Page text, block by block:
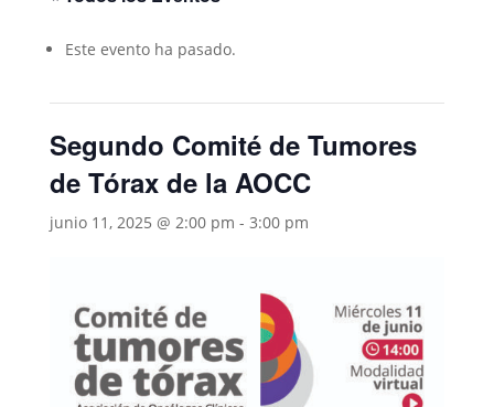
Este evento ha pasado.
Segundo Comité de Tumores
de Tórax de la AOCC
junio 11, 2025 @ 2:00 pm - 3:00 pm